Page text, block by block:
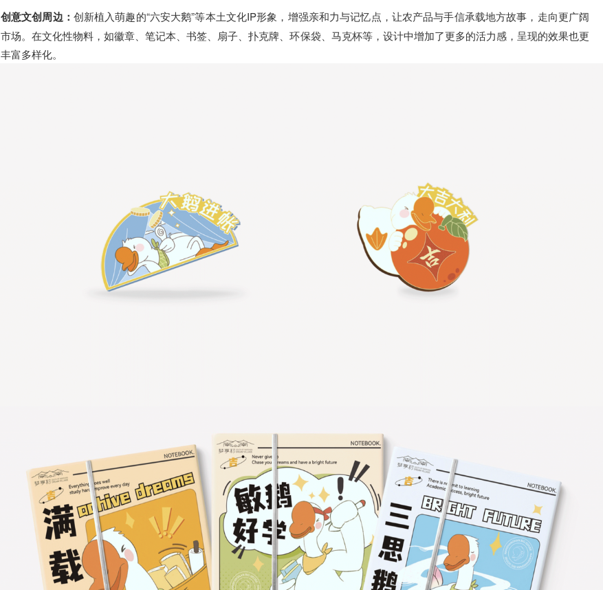
创意文创周边： 创新植入萌趣的“六安大鹅”等本土文化IP形象，增强亲和力与记忆点，让农产品与手信承载地方故事，走向更广阔
市场。在文化性物料，如徽章、笔记本、书签、扇子、扑克牌、环保袋、马克杯等，设计中增加了更多的活力感，呈现的效果也更
丰富多样化。